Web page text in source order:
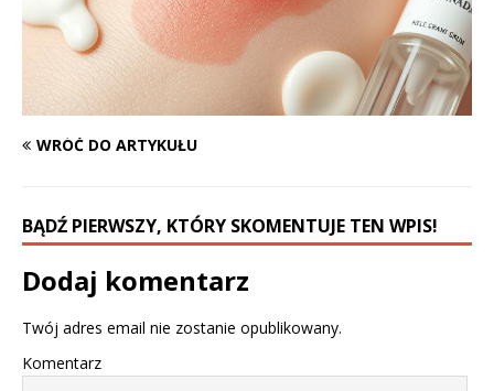
WRÓĆ DO ARTYKUŁU
BĄDŹ PIERWSZY, KTÓRY SKOMENTUJE TEN WPIS!
Dodaj komentarz
Twój adres email nie zostanie opublikowany.
Komentarz